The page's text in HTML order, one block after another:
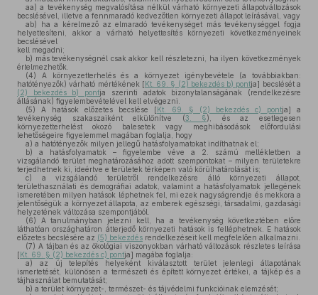
aa) a tevékenység megvalósítása nélkül várható környezeti állapotváltozások
becslésével, illetve a fennmaradó kedvezőtlen környezeti állapot leírásával, vagy
ab) ha a kérelmező az elmaradó tevékenységet más tevékenységgel fogja
helyettesíteni, akkor a várható helyettesítés környezeti következményeinek
becslésével
kell megadni;
b) más tevékenységnél csak akkor kell részletezni, ha ilyen következmények
értelmezhetők.
(4) A környezetterhelés és a környezet igénybevétele (a továbbiakban:
hatótényezők) várható mértékének [Kt. 69. § (2) bekezdés b) pontja] becslését a
(2) bekezdés b) pontja szerinti adatok bizonytalanságának (rendelkezésre
állásának) figyelembevételével kell elvégezni.
(5) A hatások előzetes becslése [Kt. 69. § (2) bekezdés c) pontja] a
tevékenység szakaszaiként elkülönítve (3. §), és az esetlegesen
környezetterhelést okozó balesetek vagy meghibásodások előfordulási
lehetőségeire figyelemmel magában foglalja, hogy
a) a hatótényezők milyen jellegű hatásfolyamatokat indíthatnak el;
b) a hatásfolyamatok – figyelembe véve a 2. számú mellékletben a
vizsgálandó terület meghatározásához adott szempontokat – milyen területekre
terjedhetnek ki, ideértve e területek térképen való körülhatárolását is;
c) a vizsgálandó területről rendelkezésre álló környezeti állapot,
területhasználati és demográfiai adatok, valamint a hatásfolyamatok jellegének
ismeretében milyen hatások léphetnek fel, mi ezek nagyságrendje és mekkora a
jelentőségük a környezet állapota, az emberek egészségi, társadalmi, gazdasági
helyzetének változása szempontjából.
(6) A tanulmányban jelezni kell, ha a tevékenység következtében előre
láthatóan országhatáron átterjedő környezeti hatások is felléphetnek. E hatások
előzetes becslésére az (5) bekezdés rendelkezéseit kell megfelelően alkalmazni.
(7) A tájban és az ökológiai viszonyokban várható változások részletes leírása
[Kt. 69. § (2) bekezdés c) pontja] magába foglalja:
a) az új telepítés helyeként kiválasztott terület jelenlegi állapotának
ismertetését, különösen a természeti és épített környezet értékei, a tájkép és a
tájhasználat bemutatását;
b) a terület környezet-, természet- és tájvédelmi funkcióinak elemzését;